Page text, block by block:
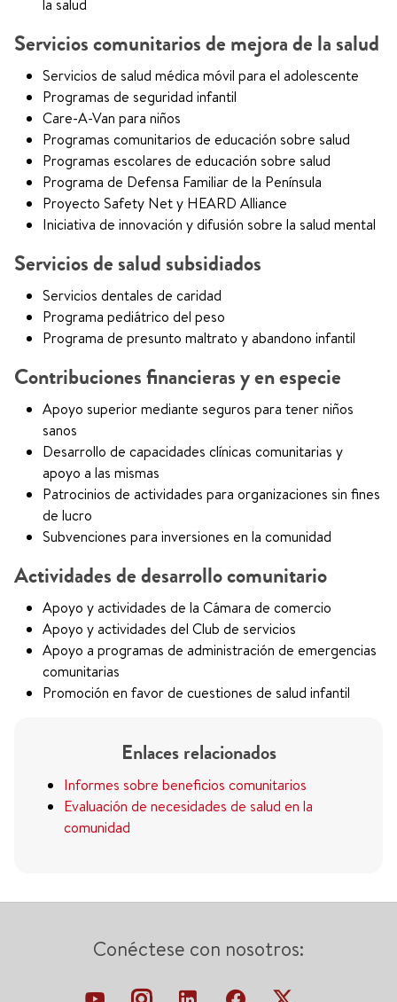
la salud
Servicios comunitarios de mejora de la salud
Servicios de salud médica móvil para el adolescente
Programas de seguridad infantil
Care-A-Van para niños
Programas comunitarios de educación sobre salud
Programas escolares de educación sobre salud
Programa de Defensa Familiar de la Península
Proyecto Safety Net y HEARD Alliance
Iniciativa de innovación y difusión sobre la salud mental
Servicios de salud subsidiados
Servicios dentales de caridad
Programa pediátrico del peso
Programa de presunto maltrato y abandono infantil
Contribuciones financieras y en especie
Apoyo superior mediante seguros para tener niños
sanos
Desarrollo de capacidades clínicas comunitarias y
apoyo a las mismas
Patrocinios de actividades para organizaciones sin fines
de lucro
Subvenciones para inversiones en la comunidad
Actividades de desarrollo comunitario
Apoyo y actividades de la Cámara de comercio
Apoyo y actividades del Club de servicios
Apoyo a programas de administración de emergencias
comunitarias
Promoción en favor de cuestiones de salud infantil
Enlaces relacionados
Informes sobre beneficios comunitarios
Evaluación de necesidades de salud en la
comunidad
Conéctese con nosotros: